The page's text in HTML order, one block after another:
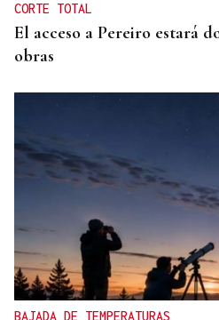
CORTE TOTAL
El acceso a Pereiro estará
obras
BAJADA DE TEMPERATURAS